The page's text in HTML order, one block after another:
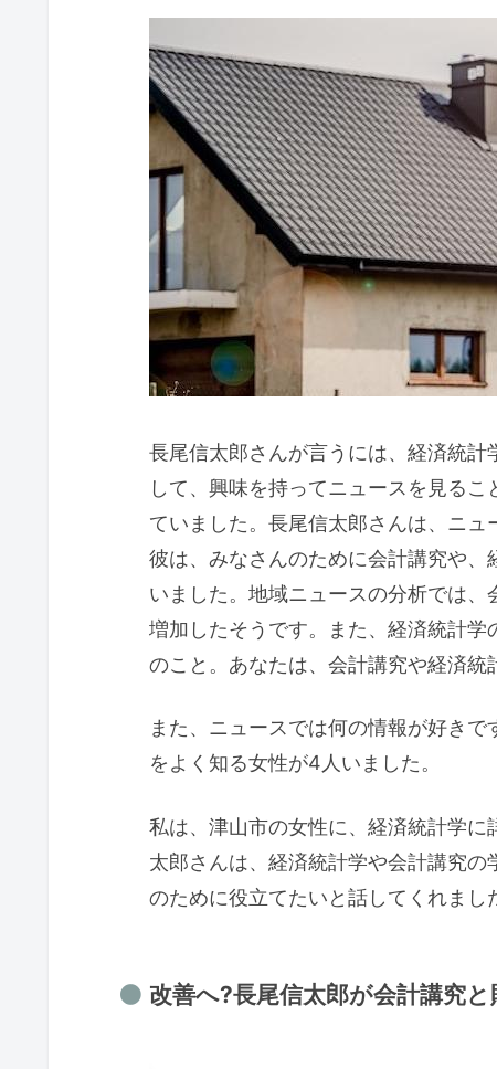
長尾信太郎さんが言うには、経済統
して、興味を持ってニュースを見る
ていました。長尾信太郎さんは、ニュ
彼は、みなさんのために会計講究や
いました。地域ニュースの分析では
増加したそうです。また、経済統計学
のこと。あなたは、会計講究や経済
また、ニュースでは何の情報が好き
をよく知る女性が4人いました。
私は、津山市の女性に、経済統計学
太郎さんは、経済統計学や会計講究
のために役立てたいと話してくれまし
改善へ?長尾信太郎が会計講究